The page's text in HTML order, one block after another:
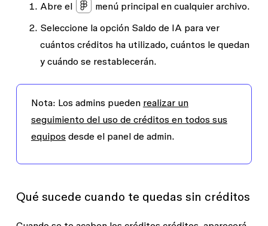
Acción que puede realizar la IA:
agregar interactividad entre pantallas
y componentes, aplicar transiciones y
animaciones
Consumo aproximado de créditos:
aproximadamente más de 75 créditos.
Consultar materiales de referencia
más complejos consumirá más
cero
Acciones que puede realizar la IA:
Consumo aproximado de créditos:
entre 28 y 72 créditos o más. Las
presentaciones más grandes y con
muchas imágenes consumen más
Ejemplo de tarea: generar un recurso de
Figma Buzz
entre 38 y 120 créditos o más. Los
imágenes consumen más créditos.
Abre el menú principalen cualquier archivo.
Seleccione la opción Saldo de IA para ver
cuántos créditos ha utilizado, cuántos le quedan
y cuándo se restablecerán.
Nota: Los admins pueden realizar un
seguimiento del uso de créditos en todos sus
equiposdesde el panel de admin.
Qué sucede cuando te quedas sin créditos